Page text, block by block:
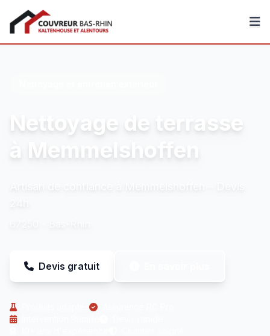
Couvreur Bas-Rhin
Nettoyage de terrasse
à Memmelshoffen
Devis gratuit